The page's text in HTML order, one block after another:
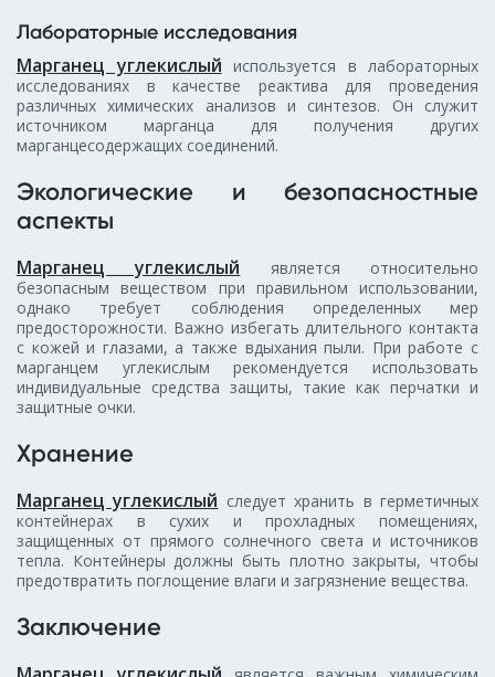
Лабораторные исследования
Марганец углекислый используется в лабораторных
исследованиях в качестве реактива для проведения
различных химических анализов и синтезов. Он служит
источником марганца для получения других
марганцесодержащих соединений.
Экологические и безопасностные
аспекты
Марганец углекислый
является относительно
безопасным веществом при правильном использовании,
однако требует соблюдения определенных мер
предосторожности. Важно избегать длительного контакта
с кожей и глазами, а также вдыхания пыли. При работе с
марганцем углекислым рекомендуется использовать
индивидуальные средства защиты, такие как перчатки и
защитные очки.
Хранение
Марганец углекислый следует хранить в герметичных
контейнерах в сухих и прохладных помещениях,
защищенных от прямого солнечного света и источников
тепла. Контейнеры должны быть плотно закрыты, чтобы
предотвратить поглощение влаги и загрязнение вещества.
Заключение